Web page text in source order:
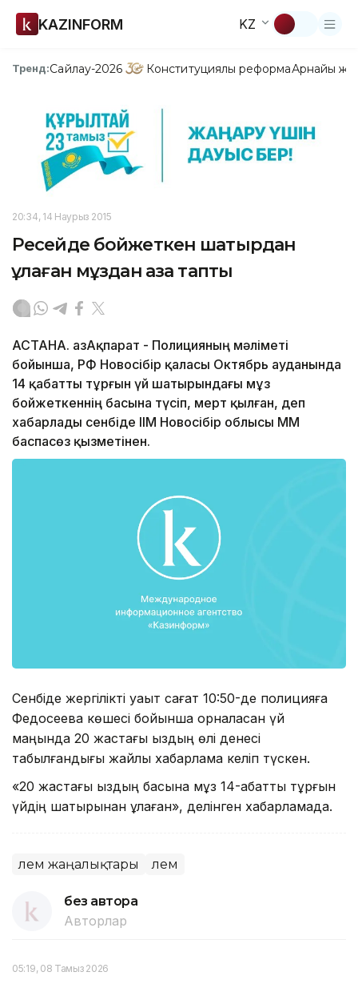
KAZINFORM KZ
Тренд:Сайлау-2026 Конституциялық реформаАрнайы
20:34, 14 Наурыз 2015
Ресейде бойжеткен шатырдан
құлаған мұздан қаза тапты
АСТАНА. ҚазАқпарат - Полицияның мәліметі
бойынша, РФ Новосібір қаласы Октябрь ауданында
14 қабатты тұрғын үй шатырындағы мұз
бойжеткеннің басына түсіп, мерт қылған, деп
хабарлады сенбіде ІІМ Новосібір облысы ММ
баспасөз қызметінен.
Сенбіде жергілікті уақыт сағат 10:50-де полицияға
Федосеева көшесі бойынша орналасқан үй
маңында 20 жастағы қыздың өлі денесі
табылғандығы жайлы хабарлама келіп түскен.
«20 жастағы қыздың басына мұз 14-қабатты тұрғын
үйдің шатырынан құлаған», делінген хабарламада.
Әлем жаңалықтары Әлем
без автора
Авторлар
05:19, 08 Тамыз 2026